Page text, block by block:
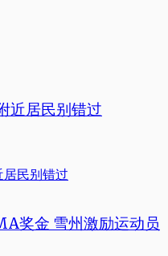
近居民别错过
奖金 雪州激励运动员